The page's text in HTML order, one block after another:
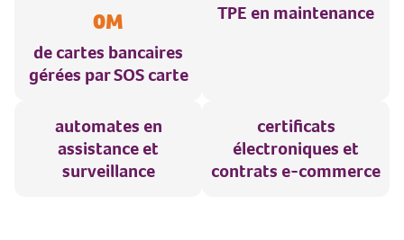
de cartes bancaires
gérées par SOS carte
0M TPE en maintenance
automates en
assistance et
surveillance
certificats
électroniques et
contrats e-commerce